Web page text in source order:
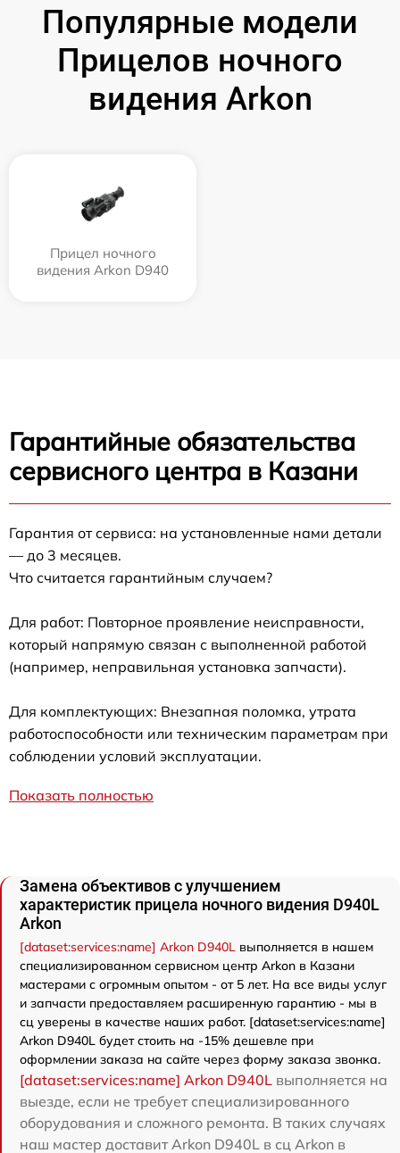
Популярные модели
Прицелов ночного
видения Arkon
Прицел ночного
видения Arkon D940
Гарантийные обязательства
сервисного центра в Казани
Гарантия от сервиса: на установленные нами детали
— до 3 месяцев.
Что считается гарантийным случаем?
Для работ: Повторное проявление неисправности,
который напрямую связан с выполненной работой
(например, неправильная установка запчасти).
Для комплектующих: Внезапная поломка, утрата
работоспособности или техническим параметрам при
соблюдении условий эксплуатации.
Показать полностью
Замена объективов с улучшением
характеристик прицела ночного видения D940L
Arkon
[dataset:services:name] Arkon D940L выполняется в нашем
специализированном сервисном центр Arkon в Казани
мастерами с огромным опытом - от 5 лет. На все виды услуг
и запчасти предоставляем расширенную гарантию - мы в
сц уверены в качестве наших работ. [dataset:services:name]
Arkon D940L будет стоить на -15% дешевле при
оформлении заказа на сайте через форму заказа звонка.
[dataset:services:name] Arkon D940L выполняется на
выезде, если не требует специализированного
оборудования и сложного ремонта. В таких случаях
наш мастер доставит Arkon D940L в сц Arkon в